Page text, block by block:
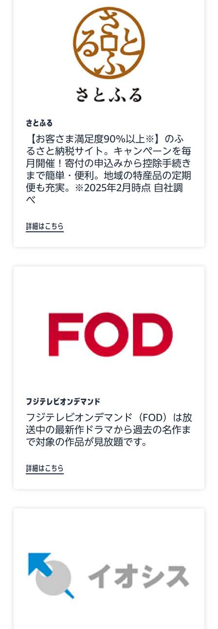
さとふる
【お客さま満足度90%以上※】のふ
るさと納税サイト。キャンペーンを毎
月開催！寄付の申込みから控除手続き
まで簡単・便利。地域の特産品の定期
便も充実。※2025年2月時点 自社調
べ
詳細はこちら
フジテレビオンデマンド
フジテレビオンデマンド（FOD）は放
送中の最新作ドラマから過去の名作ま
で対象の作品が見放題です。
詳細はこちら